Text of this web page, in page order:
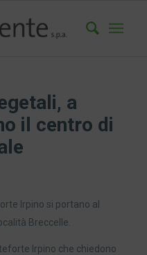
a
il centro di
Irpino si portano al
Breccelle.
Irpino che chiedono